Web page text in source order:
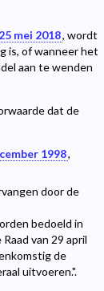
mei 2018, wordt
is, of wanneer het
aan te wenden
dat de
1998,
door de
bedoeld in
van 29 april
de
uitvoeren.".